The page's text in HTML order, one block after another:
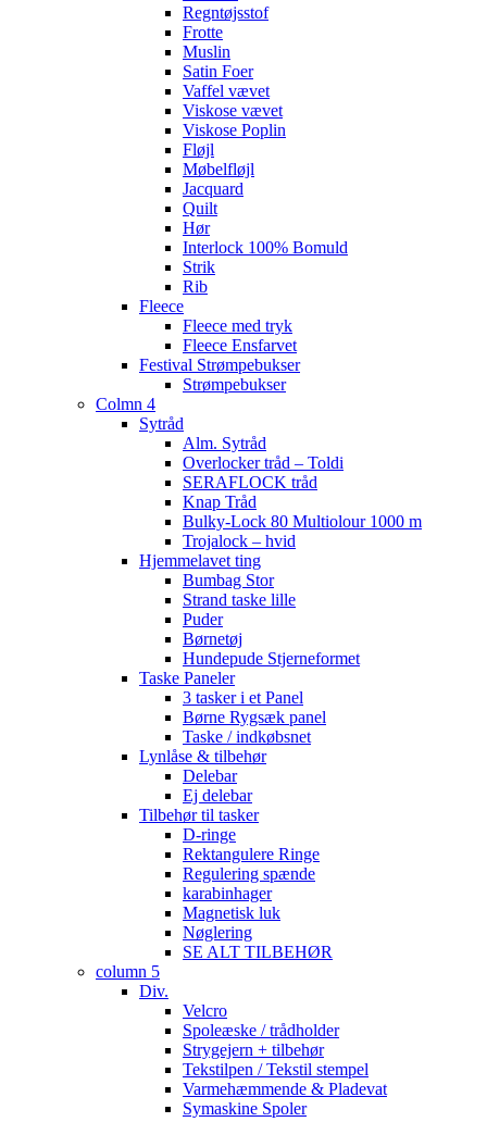
Regntøjsstof
Frotte
Muslin
Satin Foer
Vaffel vævet
Viskose vævet
Viskose Poplin
Fløjl
Møbelfløjl
Jacquard
Quilt
Hør
Interlock 100% Bomuld
Strik
Rib
Fleece
Fleece med tryk
Fleece Ensfarvet
Festival Strømpebukser
Strømpebukser
Colmn 4
Sytråd
Alm. Sytråd
Overlocker tråd – Toldi
SERAFLOCK tråd
Knap Tråd
Bulky-Lock 80 Multiolour 1000 m
Trojalock – hvid
Hjemmelavet ting
Bumbag Stor
Strand taske lille
Puder
Børnetøj
Hundepude Stjerneformet
Taske Paneler
3 tasker i et Panel
Børne Rygsæk panel
Taske / indkøbsnet
Lynlåse & tilbehør
Delebar
Ej delebar
Tilbehør til tasker
D-ringe
Rektangulere Ringe
Regulering spænde
karabinhager
Magnetisk luk
Nøglering
SE ALT TILBEHØR
column 5
Div.
Velcro
Spoleæske / trådholder
Strygejern + tilbehør
Tekstilpen / Tekstil stempel
Varmehæmmende & Pladevat
Symaskine Spoler